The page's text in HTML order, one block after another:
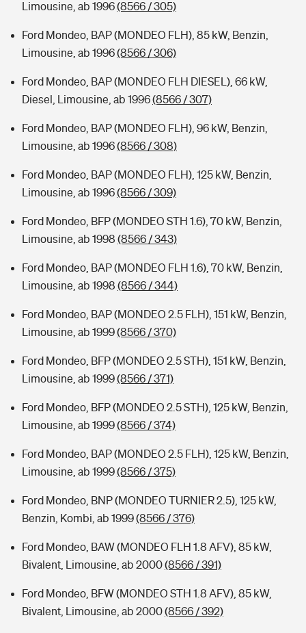
Limousine, ab 1996(8566 / 305)
Ford Mondeo, BAP (MONDEO FLH), 85 kW, Benzin,
Limousine, ab 1996(8566 / 306)
Ford Mondeo, BAP (MONDEO FLH DIESEL), 66 kW,
Diesel, Limousine, ab 1996(8566 / 307)
Ford Mondeo, BAP (MONDEO FLH), 96 kW, Benzin,
Limousine, ab 1996(8566 / 308)
Ford Mondeo, BAP (MONDEO FLH), 125 kW, Benzin,
Limousine, ab 1996(8566 / 309)
Ford Mondeo, BFP (MONDEO STH 1.6), 70 kW, Benzin,
Limousine, ab 1998 (8566 / 343)
Ford Mondeo, BAP (MONDEO FLH 1.6), 70 kW, Benzin,
Limousine, ab 1998 (8566 / 344)
Ford Mondeo, BAP (MONDEO 2.5 FLH), 151 kW, Benzin,
Limousine, ab 1999(8566 / 370)
Ford Mondeo, BFP (MONDEO 2.5 STH), 151 kW, Benzin,
Limousine, ab 1999(8566 / 371)
Ford Mondeo, BFP (MONDEO 2.5 STH), 125 kW, Benzin,
Limousine, ab 1999(8566 / 374)
Ford Mondeo, BAP (MONDEO 2.5 FLH), 125 kW, Benzin,
Limousine, ab 1999(8566 / 375)
Ford Mondeo, BNP (MONDEO TURNIER 2.5), 125 kW,
Benzin, Kombi, ab 1999(8566 / 376)
Ford Mondeo, BAW (MONDEO FLH 1.8 AFV), 85 kW,
Bivalent, Limousine, ab 2000(8566 / 391)
Ford Mondeo, BFW (MONDEO STH 1.8 AFV), 85 kW,
Bivalent, Limousine, ab 2000(8566 / 392)